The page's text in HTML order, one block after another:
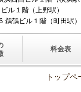
ル１階（上野駅）
鶴ビル１階（町田駅）
料金表
トップペ